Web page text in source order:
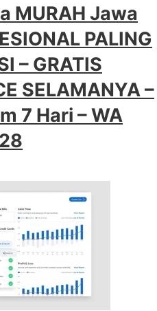
MURAH Jawa
PALING
– GRATIS
SELAMANYA –
7 Hari – WA